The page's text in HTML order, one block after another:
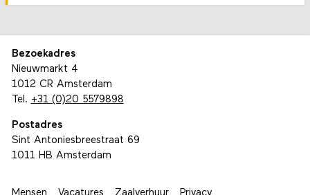
Bezoekadres
Nieuwmarkt 4
1012 CR Amsterdam
Tel. +31 (0)20 5579898
Postadres
Sint Antoniesbreestraat 69
1011 HB Amsterdam